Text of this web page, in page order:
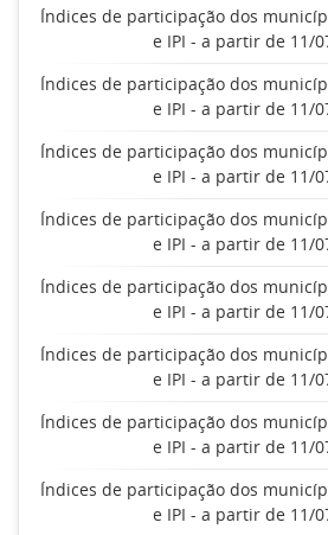
Índices de participação dos
e IPI - a partir de 11/
Índices de participação dos
e IPI - a partir de 11/
Índices de participação dos
e IPI - a partir de 11/
Índices de participação dos
e IPI - a partir de 11/
Índices de participação dos
e IPI - a partir de 11/
Índices de participação dos
e IPI - a partir de 11/
Índices de participação dos
e IPI - a partir de 11/
Índices de participação dos
e IPI - a partir de 11/